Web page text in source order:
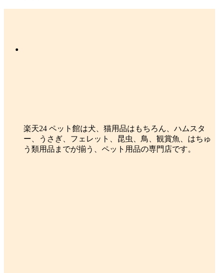
楽天24 ペット館は犬、猫用品はもちろん、ハムスタ
ー、うさぎ、フェレット、昆虫、鳥、観賞魚、はちゅ
う類用品までが揃う、ペット用品の専門店です。